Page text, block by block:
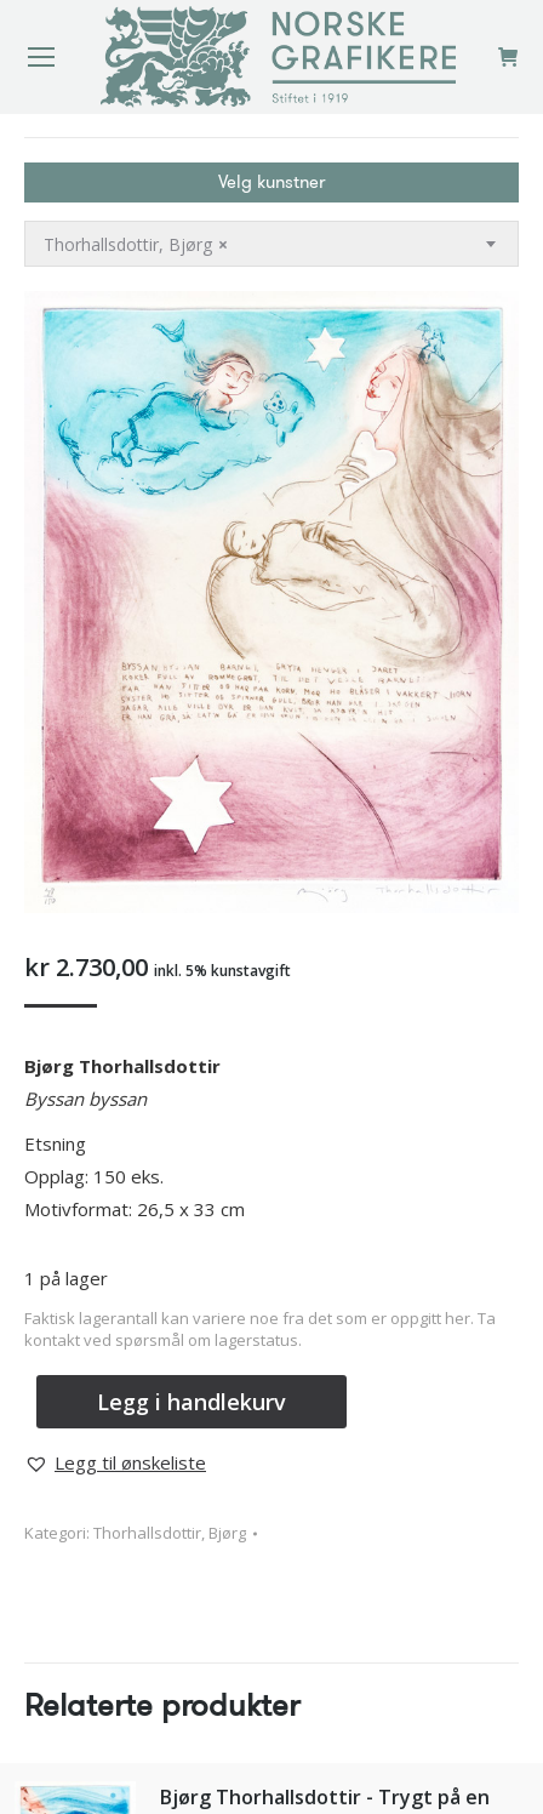
Velg kunstner
×
Thorhallsdottir, Bjørg
kr 2.730,00 inkl. 5% kunstavgift
Bjørg Thorhallsdottir
Byssan byssan
Etsning
Opplag: 150 eks.
Motivformat: 26,5 x 33 cm
1 på lager
Faktisk lagerantall kan variere noe fra det som er oppgitt her. Ta
kontakt ved spørsmål om lagerstatus.
Legg i handlekurv
Legg til ønskeliste
Kategori: Thorhallsdottir, Bjørg
Relaterte produkter
Bjørg Thorhallsdottir - Trygt på en